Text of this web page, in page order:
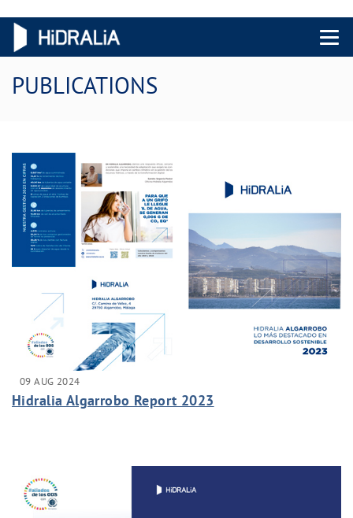
Menu
PUBLICATIONS
09 AUG 2024
Hidralia Algarrobo Report 2023